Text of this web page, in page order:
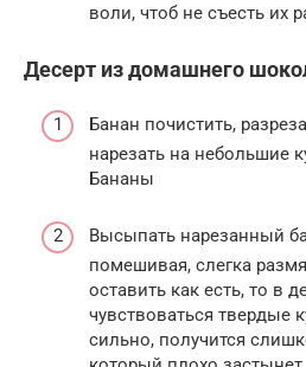
воли, чтоб не съесть их
Десерт из домашнего
Банан почистить,
нарезать на небольшие
Бананы
Высыпать нарезанный
помешивая, слегка
оставить как есть, то в
чувствоваться твердые
сильно, получится